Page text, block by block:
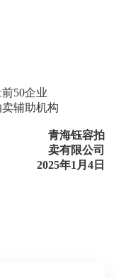
50企业
辅助机构
青海钰容拍
卖有限公司
2025年1 月 4 日